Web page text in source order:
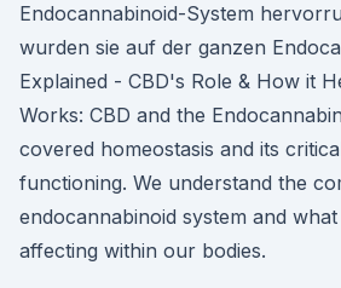
Endocannabinoid-System
wurden sie auf der ganzen
Explained - CBD's Role & How it
Works: CBD and the
covered homeostasis and its
functioning. We understand the
endocannabinoid system and what
affecting within our bodies.